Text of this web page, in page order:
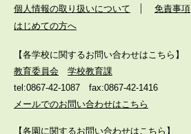
個人情報の取り扱いについて 免責事項
はじめての方へ
【各学校に関するお問い合わせはこちら】
教育委員会
学校教育課
tel:0867-42-1087
fax:0867-42-1416
メールでのお問い合わせはこちら
【各園に関するお問い合わせはこちら】